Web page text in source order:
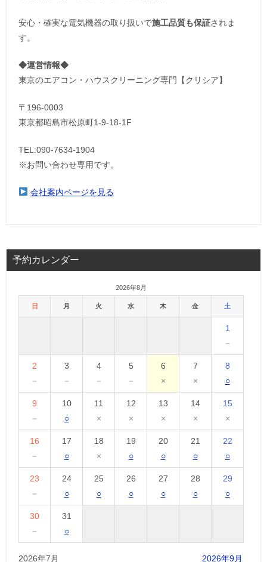
安心・確実な電気機器の取り扱いで施工品質も保証されま
す。
◆運営情報◆
東京のエアコン・ハウスクリーニング専門【クリシア】
〒196-0003
東京都昭島市松原町1-9‐18‐1F
TEL:090-7634-1904
※お問い合わせ専用です。
会社案内ページを見る
予約カレンダー
2026年8月
日 月 火 水 木 金 土
1
－
2
－
3
－
4
－
5
－
6
×
7
×
8
○
9
－
10
○
11
×
12
×
13
×
14
×
15
×
16
－
17
○
18
×
19
○
20
○
21
○
22
○
23
－
24
○
25
○
26
○
27
○
28
○
29
○
30
－
31
○
2026年7月 2026年9月